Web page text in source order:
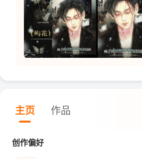
主页 作品
创作偏好